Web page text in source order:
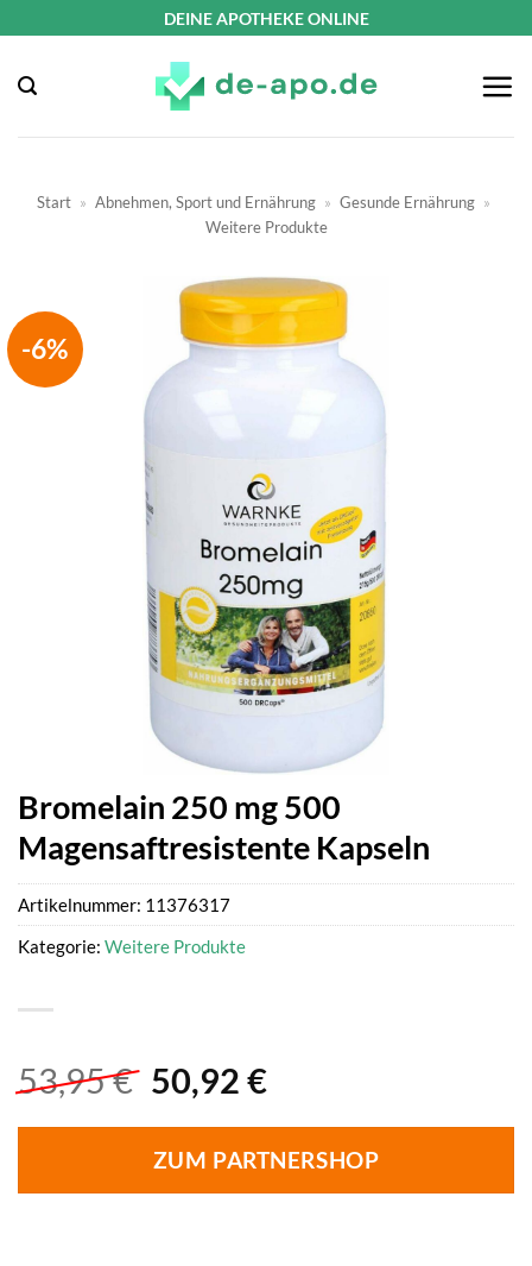
springen
DEINE APOTHEKE ONLINE
Start » Abnehmen, Sport und Ernährung » Gesunde Ernährung »
Weitere Produkte
-6%
Bromelain 250 mg 500
Magensaftresistente Kapseln
53,95€ Ursprünglicher
war:
53,95 €
50,92 €Aktueller
ist:
50,92 €.
ZUM PARTNERSHOP
Artikelnummer: 11376317
Kategorie: Weitere Produkte